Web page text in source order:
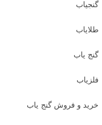
گنجیاب
طلایاب
گنج یاب
فلزیاب
خرید و فروش گنج یاب